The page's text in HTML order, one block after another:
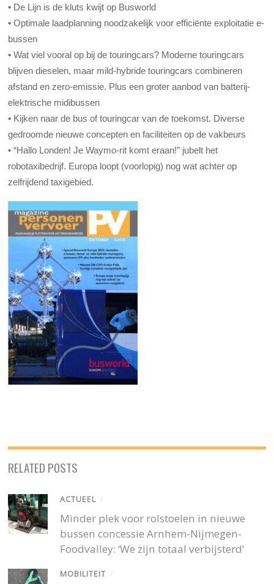
• De Lijn is de kluts kwijt op Busworld
• Optimale laadplanning noodzakelijk voor efficiënte exploitatie e-
bussen
• Wat viel vooral op bij de touringcars? Moderne touringcars
blijven dieselen, maar mild-hybride touringcars combineren
afstand en zero-emissie. Plus een groter aanbod van batterij-
elektrische midibussen
• Kijken naar de bus of touringcar van de toekomst. Diverse
gedroomde nieuwe concepten en faciliteiten op de vakbeurs
• “Hallo Londen! Je Waymo-rit komt eraan!” jubelt het
robotaxibedrijf. Europa loopt (voorlopig) nog wat achter op
zelfrijdend taxigebied.
RELATED POSTS
ACTUEEL /
Minder plek voor rolstoelen in nieuwe
bussen concessie Arnhem-Nijmegen-
Foodvalley: ‘We zijn totaal verbijsterd’
MOBILITEIT /